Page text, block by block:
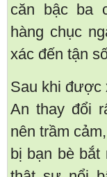
căn bậc ba
hàng chục
xác đến tận
Sau khi được
An thay đổi
nên trầm
bị bạn bè bắt